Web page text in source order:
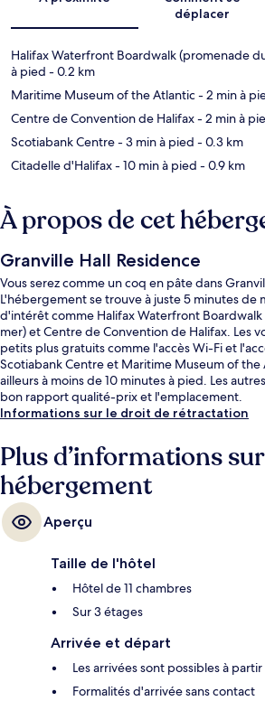
déplacer
Halifax Waterfront Boardwalk (promenade
à pied - 0.2 km
Maritime Museum of the Atlantic- 2 min à
Centre de Convention de Halifax- 2 min à
Scotiabank Centre- 3 min à pied - 0.3 km
Citadelle d'Halifax- 10 min à pied - 0.9 km
À propos de cet
Granville Hall Residence
Vous serez comme un coq en pâte dans
L'hébergement se trouve à juste 5 minutes de
d'intérêt comme Halifax Waterfront
mer) et Centre de Convention de Halifax. Les
petits plus gratuits comme l'accès Wi-Fi et
Scotiabank Centre et Maritime Museum of
ailleurs à moins de 10 minutes à pied. Les
bon rapport qualité-prix et l'emplacement.
Informations sur le droit de rétractation
Plus d’informations
hébergement
Aperçu
Taille de l'hôtel
Hôtel de 11 chambres
Sur 3 étages
Arrivée et départ
Les arrivées sont possibles à
Formalités d'arrivée sans contact